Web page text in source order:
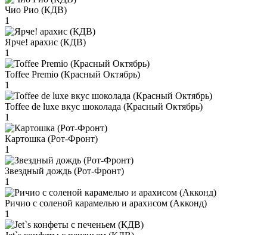
Чио Рио (КДВ)
1
Ярче! арахис (КДВ)
1
Toffee Premio (Красный Октябрь)
1
Toffee de luxe вкус шоколада (Красный Октябрь)
1
Картошка (Рот-Фронт)
1
Звездный дождь (Рот-Фронт)
1
Ричио с соленой карамелью и арахисом (Акконд)
1